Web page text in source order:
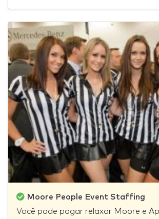
Moore People Event Staffing
Você pode pagar relaxar Moore e